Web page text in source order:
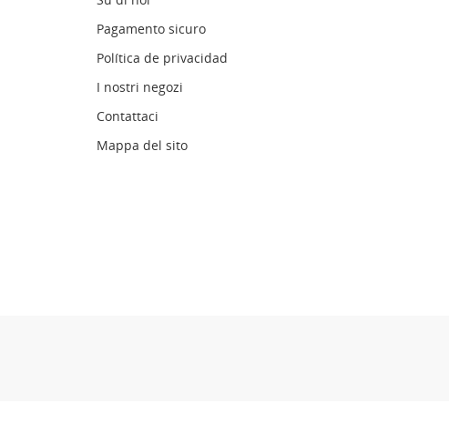
Pagamento sicuro
Política de privacidad
I nostri negozi
Contattaci
Mappa del sito